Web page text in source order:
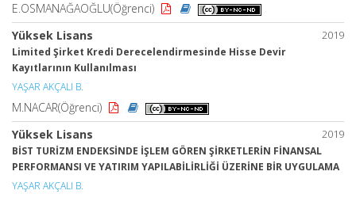
E.OSMANAĞAOĞLU(Öğrenci)
2019
Yüksek Lisans
Limited Şirket Kredi Derecelendirmesinde Hisse Devir
Kayıtlarının Kullanılması
YAŞAR AKÇALI B.
M.NACAR(Öğrenci)
2019
Yüksek Lisans
BİST TURİZM ENDEKSİNDE İŞLEM GÖREN ŞİRKETLERİN FİNANSAL
PERFORMANSI VE YATIRIM YAPILABİLİRLİĞİ ÜZERİNE BİR UYGULAMA
YAŞAR AKÇALI B.